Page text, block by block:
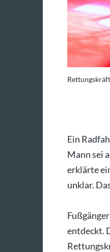
Ein
Mann sei
erklärte
unklar.
entdeckt.